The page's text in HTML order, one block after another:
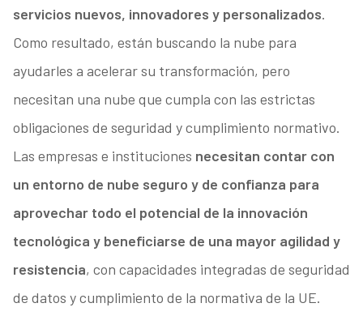
servicios nuevos, innovadores y personalizados.
Como resultado, están buscando la nube para
ayudarles a acelerar su transformación, pero
necesitan una nube que cumpla con las estrictas
obligaciones de seguridad y cumplimiento normativo.
Las empresas e instituciones necesitan contar con
un entorno de nube seguro y de confianza para
aprovechar todo el potencial de la innovación
tecnológica y beneficiarse de una mayor agilidad y
resistencia, con capacidades integradas de seguridad
de datos y cumplimiento de la normativa de la UE.